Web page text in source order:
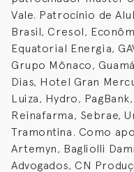
Vale. Patrocínio de
Brasil, Cresol,
Equatorial Energia,
Grupo Mônaco,
Dias, Hotel Gran
Luiza, Hydro,
Reinafarma, Sebrae,
Tramontina. Como
Artemyn, Bagliolli
Advogados, CN